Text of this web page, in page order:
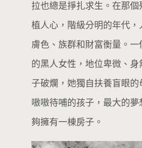
拉也總是掙扎求生。在那個
植人心，階級分明的年代，
膚色、族群和財富衡量。一
的黑人女性，地位卑微、身
子破爛，她獨自扶養盲眼的
嗷嗷待哺的孩子，最大的夢
夠擁有一棟房子。